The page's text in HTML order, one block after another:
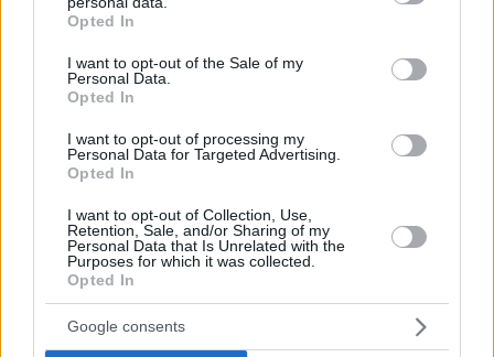
grant or deny consent to Google and its third-party tags to
use your data for below specified purposes in below Google
consent section.
Opted In
I want to opt-out of the Sale of my
Personal Data.
Opted In
I want to opt-out of processing my
Personal Data for Targeted Advertising.
Opted In
I want to opt-out of Collection, Use,
Retention, Sale, and/or Sharing of my
Personal Data that Is Unrelated with the
Purposes for which it was collected.
Opted In
Google consents
sector gastronómico de Bolivia con Recafy.
Pásate a la carta digital QR. Nuestra sistema es
cómodo, rápido, sencillo y elegante. Con la carta
digital tus clientes accederán a todo el
contenido de tu carta de manera visual e
Por eso hemos diseñado un sistema capaz de
ayudar a tu negocio a adaptarse a las
circunstancias actuales que nuestro país está
viviendo. Contamos con una carta de servicios